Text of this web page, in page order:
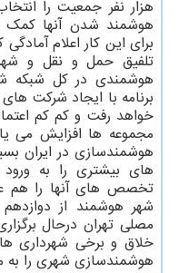
هوشمند شدن آنها کمک
برای این کار اعلام
تلفیق حمل و نقل و
هوشمندی در کل شبکه
برنامه با ایجاد شرکت
خواهد رفت و کم کم
مجموعه ها افزایش می
هوشمندسازی در ایران
های بیشتری را به
تخصص های آنها را هم
خلاق و برخی شهرداری
هوشمندسازی شهری را